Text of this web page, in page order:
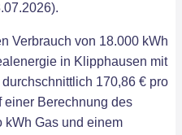
Verbrauch von 18.000 kWh
in Klipphausen mit
170,86 € pro
einer Berechnung des
kWh Gas und einem